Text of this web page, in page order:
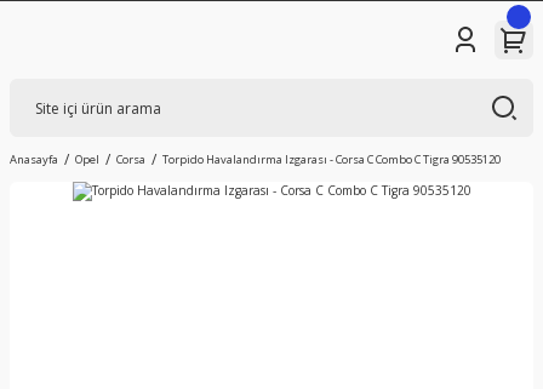
Anasayfa Opel Corsa Torpido Havalandırma Izgarası - Corsa C Combo C Tigra 90535120